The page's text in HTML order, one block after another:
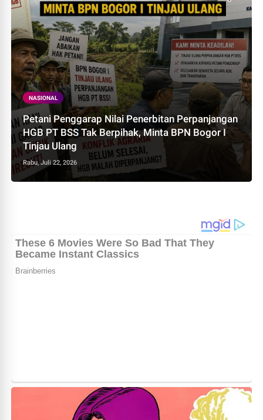
NASIONAL
Petani Penggarap Nilai Penerbitan Perpanjangan
HGB PT BSS Tak Berpihak, Minta BPN Bogor I
Tinjau Ulang
Rabu, Juli 22, 2026